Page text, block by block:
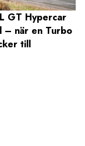
GT Hypercar
– när en Turbo
till